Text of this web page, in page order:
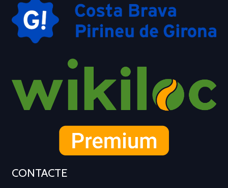
CONTACTE